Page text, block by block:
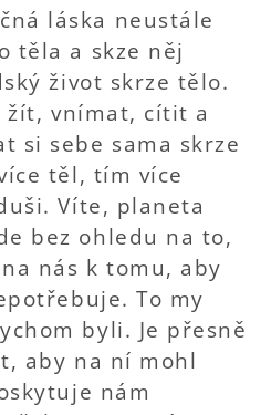
láska neustále
těla a skze něj
život skrze tělo.
žít, vnímat, cítit a
si sebe sama skrze
těl, tím více
Víte, planeta
bez ohledu na to,
nás k tomu, aby
To my
byli. Je přesně
aby na ní mohl
nám